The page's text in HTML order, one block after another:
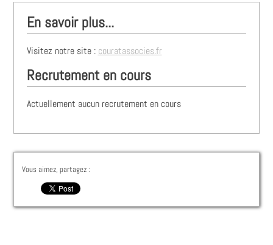
En savoir plus...
Visitez notre site : couratassocies.fr
Recrutement en cours
Actuellement aucun recrutement en cours
Vous aimez, partagez :